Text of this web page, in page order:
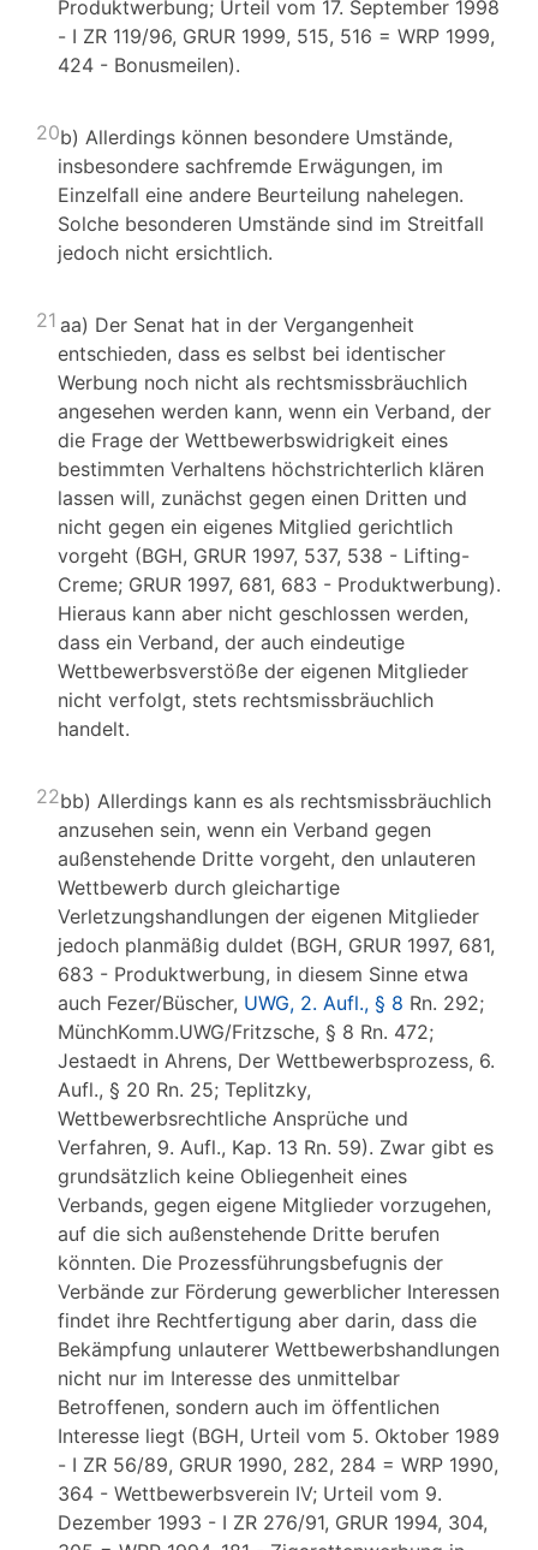
Produktwerbung; Urteil vom 17. September 1998
- I ZR 119/96, GRUR 1999, 515, 516 = WRP 1999,
424 - Bonusmeilen).
20b) Allerdings können besondere Umstände,
insbesondere sachfremde Erwägungen, im
Einzelfall eine andere Beurteilung nahelegen.
Solche besonderen Umstände sind im Streitfall
jedoch nicht ersichtlich.
21 aa) Der Senat hat in der Vergangenheit
entschieden, dass es selbst bei identischer
Werbung noch nicht als rechtsmissbräuchlich
angesehen werden kann, wenn ein Verband, der
die Frage der Wettbewerbswidrigkeit eines
bestimmten Verhaltens höchstrichterlich klären
lassen will, zunächst gegen einen Dritten und
nicht gegen ein eigenes Mitglied gerichtlich
vorgeht (BGH, GRUR 1997, 537, 538 - Lifting-
Creme; GRUR 1997, 681, 683 - Produktwerbung).
Hieraus kann aber nicht geschlossen werden,
dass ein Verband, der auch eindeutige
Wettbewerbsverstöße der eigenen Mitglieder
nicht verfolgt, stets rechtsmissbräuchlich
handelt.
22bb) Allerdings kann es als rechtsmissbräuchlich
anzusehen sein, wenn ein Verband gegen
außenstehende Dritte vorgeht, den unlauteren
Wettbewerb durch gleichartige
Verletzungshandlungen der eigenen Mitglieder
jedoch planmäßig duldet (BGH, GRUR 1997, 681,
683 - Produktwerbung, in diesem Sinne etwa
auch Fezer/Büscher, UWG, 2. Aufl., § 8 Rn. 292;
MünchKomm.UWG/Fritzsche, § 8 Rn. 472;
Jestaedt in Ahrens, Der Wettbewerbsprozess, 6.
Aufl., § 20 Rn. 25; Teplitzky,
Wettbewerbsrechtliche Ansprüche und
Verfahren, 9. Aufl., Kap. 13 Rn. 59). Zwar gibt es
grundsätzlich keine Obliegenheit eines
Verbands, gegen eigene Mitglieder vorzugehen,
auf die sich außenstehende Dritte berufen
könnten. Die Prozessführungsbefugnis der
Verbände zur Förderung gewerblicher Interessen
findet ihre Rechtfertigung aber darin, dass die
Bekämpfung unlauterer Wettbewerbshandlungen
nicht nur im Interesse des unmittelbar
Betroffenen, sondern auch im öffentlichen
Interesse liegt (BGH, Urteil vom 5. Oktober 1989
- I ZR 56/89, GRUR 1990, 282, 284 = WRP 1990,
364 - Wettbewerbsverein IV; Urteil vom 9.
Dezember 1993 - I ZR 276/91, GRUR 1994, 304,